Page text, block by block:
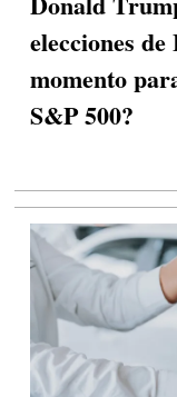
elecciones
momento
S&P 500?